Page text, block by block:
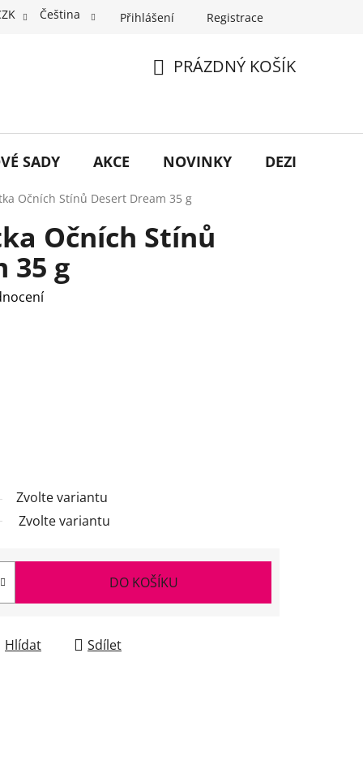
Čeština Přihlášení Registrace
PRÁZDNÝ KOŠÍK
SADY AKCE NOVINKY DEZINFEKCE
Očních Stínů Desert Dream 35 g
Očních Stínů
35 g
Zvolte variantu
Zvolte variantu
DO KOŠÍKU
Hlídat Sdílet